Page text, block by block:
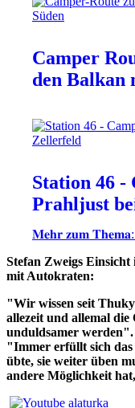
Camper
den Balkan
Station 46 -
Prahljust
𝐌𝐞𝐡𝐫 𝐳𝐮𝐦 𝐓𝐡𝐞𝐦𝐚:
Stefan Zweigs
mit Autokraten:
"Wir wissen seit
allezeit und allemal die
unduldsamer werden".
"Immer erfüllt sich das
übte, sie weiter üben
andere Möglichkeit